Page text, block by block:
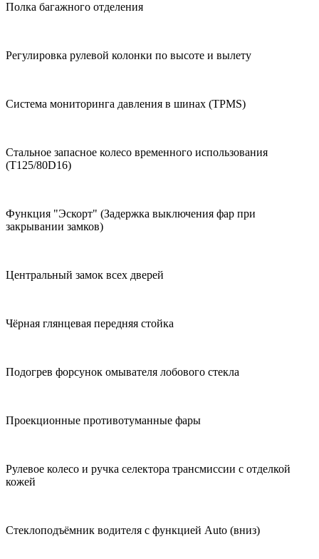
Полка багажного отделения
Регулировка рулевой колонки по высоте и вылету
Система мониторинга давления в шинах (TPMS)
Стальное запасное колесо временного использования
(T125/80D16)
Функция "Эскорт" (Задержка выключения фар при
закрывании замков)
Центральный замок всех дверей
Чёрная глянцевая передняя стойка
Подогрев форсунок омывателя лобового стекла
Проекционные противотуманные фары
Рулевое колесо и ручка селектора трансмиссии с отделкой
кожей
Cтеклоподъёмник водителя с функцией Auto (вниз)